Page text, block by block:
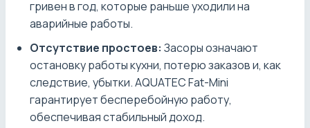
гривен в год, которые раньше уходили на
аварийные работы.
Отсутствие простоев: Засоры означают
остановку работы кухни, потерю заказов и, как
следствие, убытки. AQUATEC Fat-Mini
гарантирует бесперебойную работу,
обеспечивая стабильный доход.